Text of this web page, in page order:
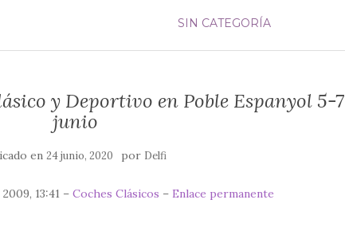
SIN CATEGORÍA
y Deportivo en Poble Espanyol 5-7
junio
en 24 junio, 2020 por Delfi
13:41 – Coches Clásicos – Enlace permanente